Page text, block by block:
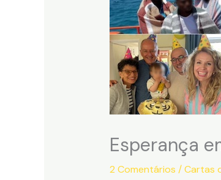
Esperança
2 Comentários /Cartas